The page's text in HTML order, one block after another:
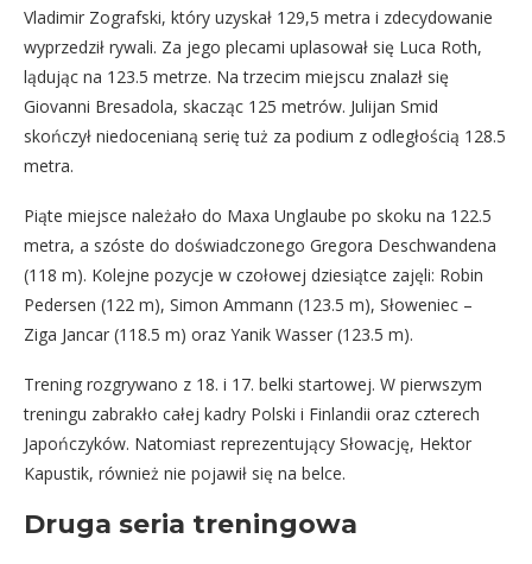
Vladimir Zografski, który uzyskał 129,5 metra i zdecydowanie
wyprzedził rywali. Za jego plecami uplasował się Luca Roth,
lądując na 123.5 metrze. Na trzecim miejscu znalazł się
Giovanni Bresadola, skacząc 125 metrów. Julijan Smid
skończył niedocenianą serię tuż za podium z odległością 128.5
metra.
Piąte miejsce należało do Maxa Unglaube po skoku na 122.5
metra, a szóste do doświadczonego Gregora Deschwandena
(118 m). Kolejne pozycje w czołowej dziesiątce zajęli: Robin
Pedersen (122 m), Simon Ammann (123.5 m), Słoweniec –
Ziga Jancar (118.5 m) oraz Yanik Wasser (123.5 m).
Trening rozgrywano z 18. i 17. belki startowej. W pierwszym
treningu zabrakło całej kadry Polski i Finlandii oraz czterech
Japończyków. Natomiast reprezentujący Słowację, Hektor
Kapustik, również nie pojawił się na belce.
Druga seria treningowa